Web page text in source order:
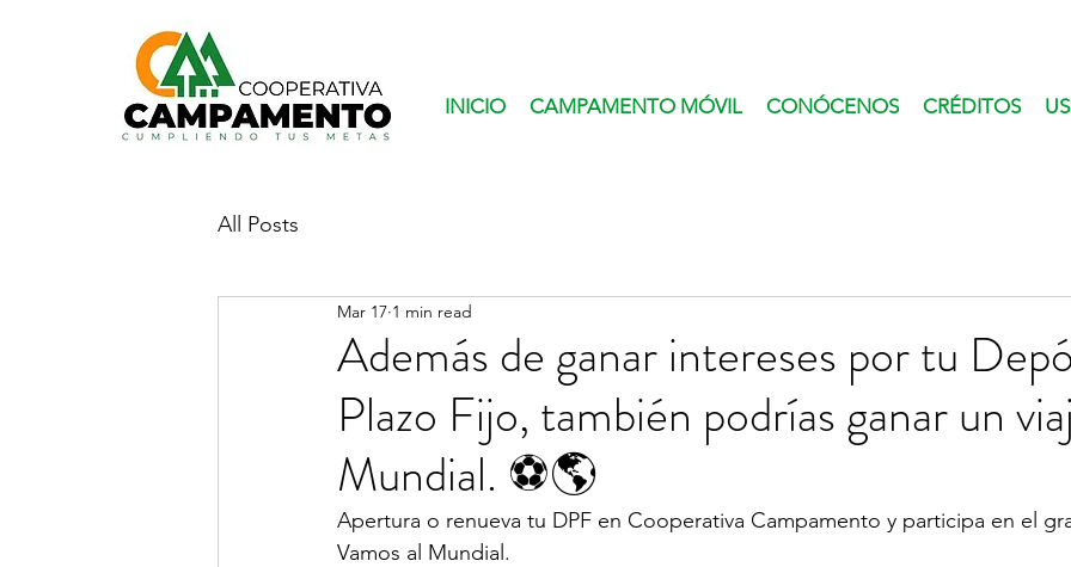
INICIO CAMPAMENTO MÓVIL CONÓCENOS CRÉDITOS
All Posts
Además de ganar intereses por tu
Plazo Fijo, también podrías ganar un
Mundial. ⚽🌎
Mar 17 1 min read
Apertura o renueva tu DPF en Cooperativa Campamento y participa en el
Vamos al Mundial.